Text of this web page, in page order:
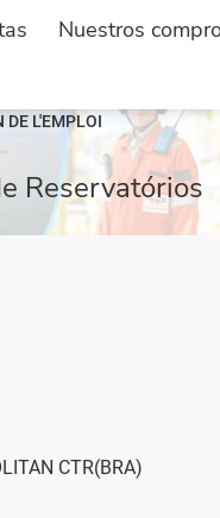
Nuestros
DE L'EMPLOI
Reservatórios
CTR(BRA)